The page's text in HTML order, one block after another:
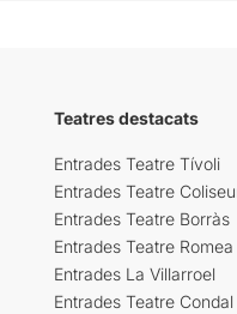
Teatres destacats
Entrades Teatre Tívoli
Entrades Teatre
Entrades Teatre Borràs
Entrades Teatre Romea
Entrades La Villarroel
Entrades Teatre Condal